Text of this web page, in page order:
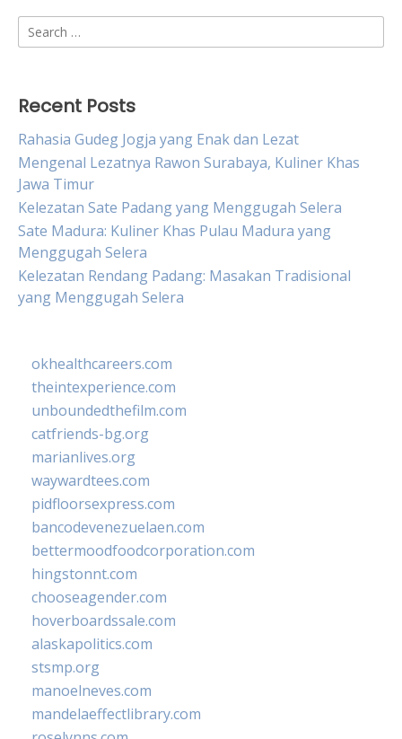
Search
for:
Recent Posts
Rahasia Gudeg Jogja yang Enak dan Lezat
Mengenal Lezatnya Rawon Surabaya, Kuliner Khas
Jawa Timur
Kelezatan Sate Padang yang Menggugah Selera
Sate Madura: Kuliner Khas Pulau Madura yang
Menggugah Selera
Kelezatan Rendang Padang: Masakan Tradisional
yang Menggugah Selera
okhealthcareers.com
theintexperience.com
unboundedthefilm.com
catfriends-bg.org
marianlives.org
waywardtees.com
pidfloorsexpress.com
bancodevenezuelaen.com
bettermoodfoodcorporation.com
hingstonnt.com
chooseagender.com
hoverboardssale.com
alaskapolitics.com
stsmp.org
manoelneves.com
mandelaeffectlibrary.com